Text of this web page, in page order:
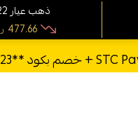
22 ذهب عيار
477.66